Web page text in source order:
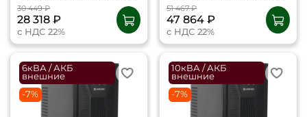
30 449 ₽
28 318 ₽
с НДС 22%
51 467 ₽
47 864 ₽
с НДС 22%
6кВА / АКБ
внешние
-7%
10кВА / АКБ
внешние
-7%